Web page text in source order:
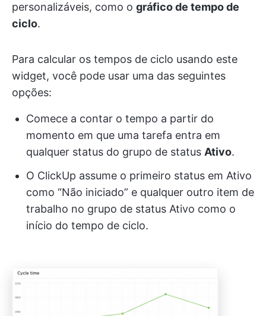
personalizáveis, como o gráfico de tempo de
ciclo.
Para calcular os tempos de ciclo usando este
widget, você pode usar uma das seguintes
opções:
Comece a contar o tempo a partir do
momento em que uma tarefa entra em
qualquer status do grupo de status Ativo.
O ClickUp assume o primeiro status em Ativo
como “Não iniciado” e qualquer outro item de
trabalho no grupo de status Ativo como o
início do tempo de ciclo.